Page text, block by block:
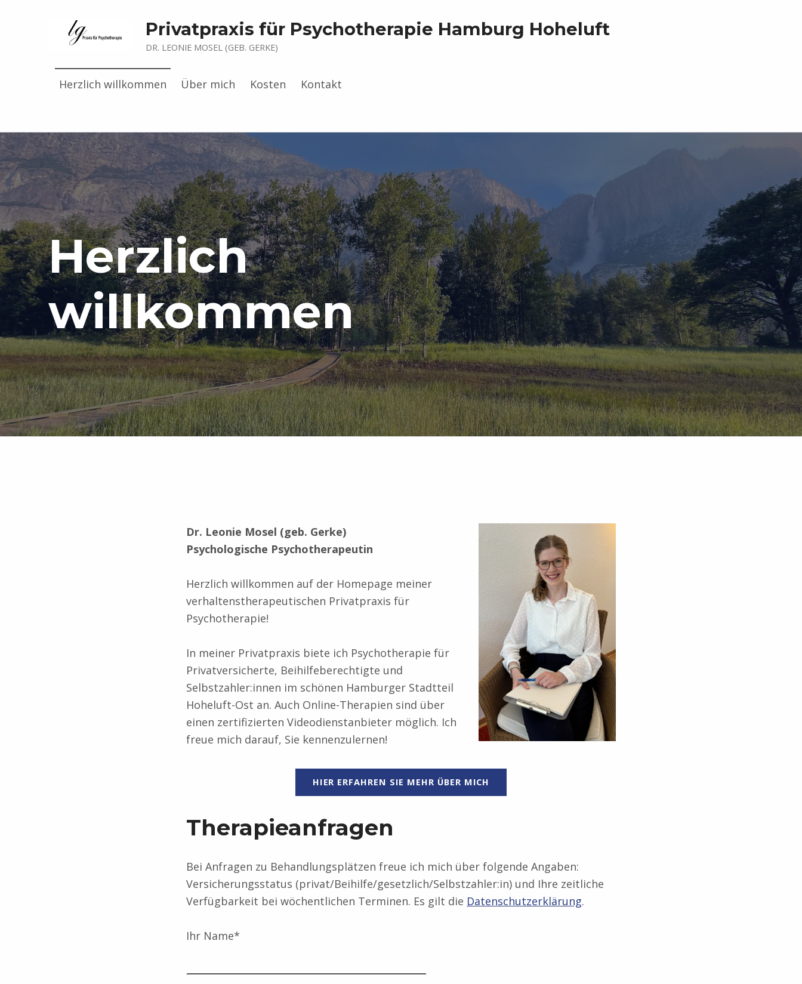
Privatpraxis für Psychotherapie Hamburg Hoheluft
DR. LEONIE MOSEL (GEB. GERKE)
Herzlich willkommen Über mich Kosten Kontakt
Herzlich
willkommen
Dr. Leonie Mosel (geb. Gerke)
Psychologische Psychotherapeutin
Herzlich willkommen auf der Homepage meiner
verhaltenstherapeutischen Privatpraxis für
Psychotherapie!
In meiner Privatpraxis biete ich Psychotherapie für
Privatversicherte, Beihilfeberechtigte und
Selbstzahler:innen im schönen Hamburger Stadtteil
Hoheluft-Ost an. Auch Online-Therapien sind über
einen zertifizierten Videodienstanbieter möglich. Ich
freue mich darauf, Sie kennenzulernen!
HIER ERFAHREN SIE MEHR ÜBER MICH
Therapieanfragen
Bei Anfragen zu Behandlungsplätzen freue ich mich über folgende Angaben:
Versicherungsstatus (privat/Beihilfe/gesetzlich/Selbstzahler:in) und Ihre zeitliche
Verfügbarkeit bei wöchentlichen Terminen. Es gilt die Datenschutzerklärung.
Ihr Name*